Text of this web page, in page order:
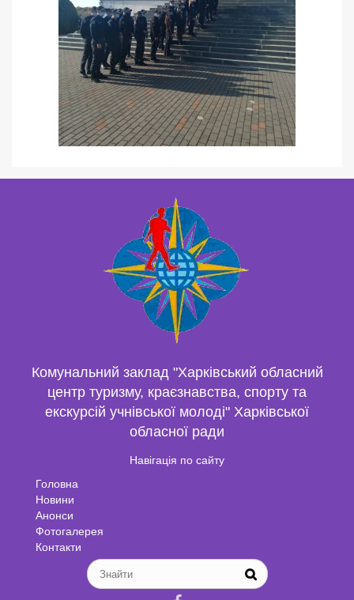
Комунальний заклад "Харківський обласний
центр туризму, краєзнавства, спорту та
екскурсій учнівської молоді" Харківської
обласної ради
Навігація по сайту
Головна
Новини
Анонси
Фотогалерея
Контакти